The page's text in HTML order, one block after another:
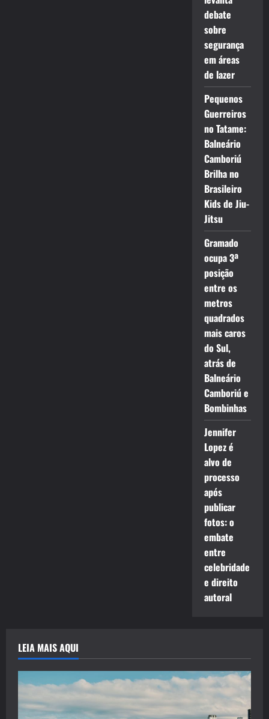
debate
sobre
segurança
em áreas
de lazer
Pequenos
Guerreiros
no Tatame:
Balneário
Camboriú
Brilha no
Brasileiro
Kids de Jiu-
Jitsu
Gramado
ocupa 3ª
posição
entre os
metros
quadrados
mais caros
do Sul,
atrás de
Balneário
Camboriú e
Bombinhas
Jennifer
Lopez é
alvo de
processo
após
publicar
fotos: o
embate
entre
celebridade
e direito
autoral
LEIA MAIS AQUI